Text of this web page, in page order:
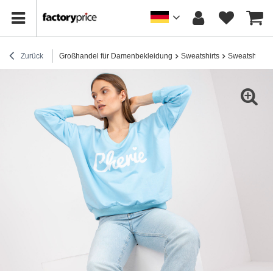
Zurück Großhandel für Damenbekleidung Sweatshirts Sweatshirts